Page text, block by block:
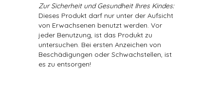
Zur Sicherheit und Gesundheit Ihres Kindes:
Dieses Produkt darf nur unter der Aufsicht
von Erwachsenen benutzt werden. Vor
jeder Benutzung, ist das Produkt zu
untersuchen. Bei ersten Anzeichen von
Beschädigungen oder Schwachstellen, ist
es zu entsorgen!